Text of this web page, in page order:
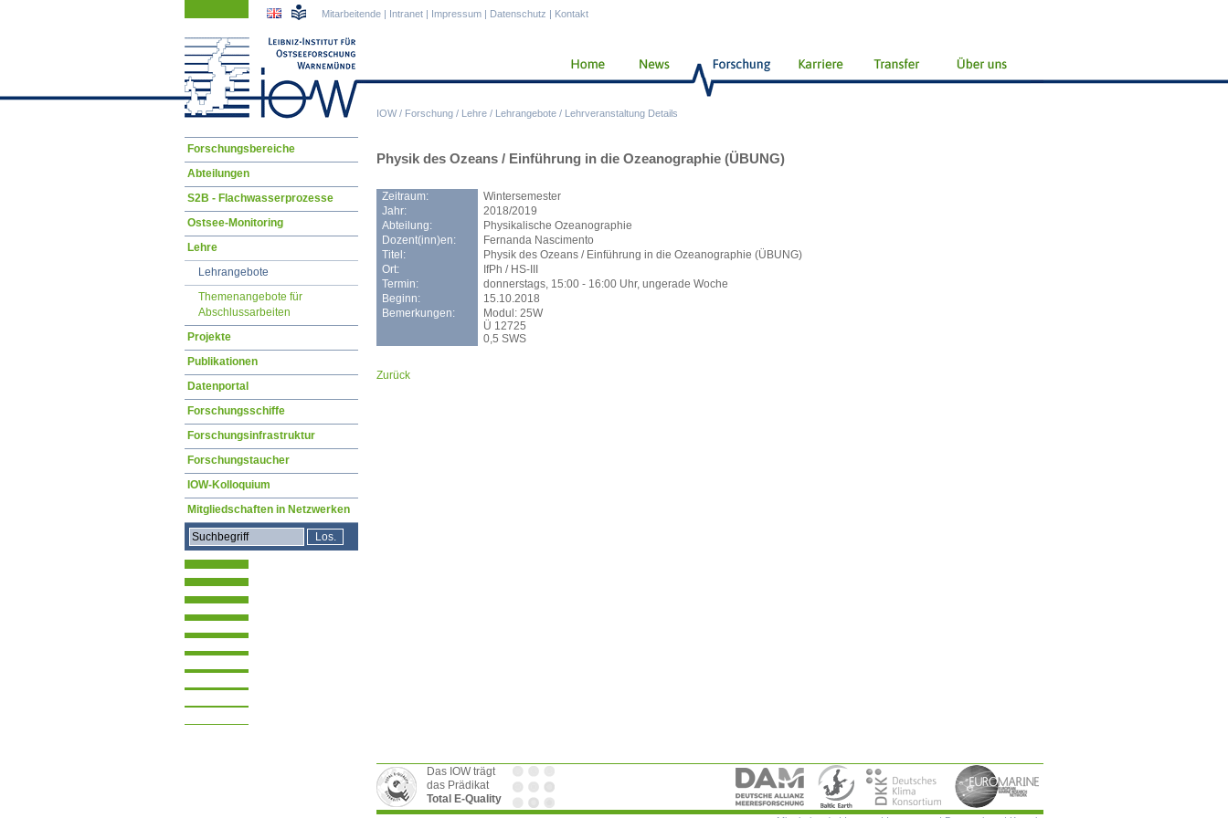
IOW/ Forschung / Lehre / Lehrangebote / Lehrveranstaltung Details
Mitarbeitende | Intranet | Impressum | Datenschutz | Kontakt
Physik des Ozeans / Einführung in die Ozeanographie (ÜBUNG)
Zeitraum:
Wintersemester
Jahr:
2018/2019
Abteilung:
Physikalische Ozeanographie
Dozent(inn)en:
Fernanda Nascimento
Titel:
Physik des Ozeans / Einführung in die Ozeanographie (ÜBUNG)
Ort:
IfPh / HS-III
Termin:
donnerstags, 15:00 - 16:00 Uhr, ungerade Woche
Beginn:
15.10.2018
Bemerkungen:
Modul: 25W
Ü 12725
0,5 SWS
Zurück
Navigation
überspringen
Forschungsbereiche
Abteilungen
S2B - Flachwasserprozesse
Ostsee-Monitoring
Lehre
Lehrangebote
Themenangebote für
Abschlussarbeiten
Projekte
Publikationen
Datenportal
Forschungsschiffe
Forschungsinfrastruktur
Forschungstaucher
IOW-Kolloquium
Mitgliedschaften in Netzwerken
Das IOW trägt
das Prädikat
Total E-Quality